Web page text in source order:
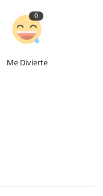
0
Me Divierte